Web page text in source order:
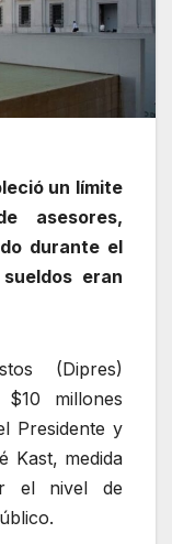
un límite
asesores,
durante el
eran
(Dipres)
millones
Presidente y
Kast, medida
el nivel de